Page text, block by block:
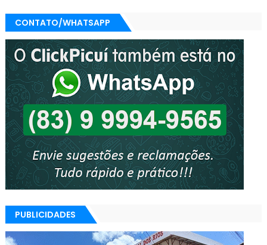
CONTATO/WHATSAPP
PUBLICIDADES